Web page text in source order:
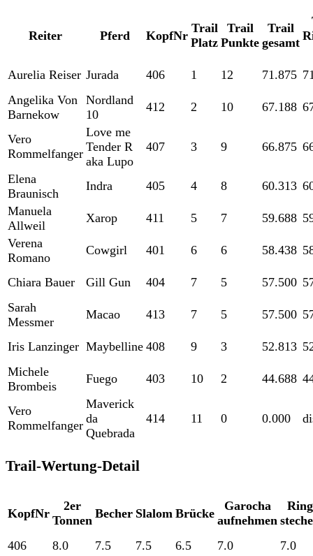
Reiter Pferd KopfNr
Trail
Platz
Trail
Punkte
Trail
gesamt
Aurelia Reiser Jurada 406 1 12 71.875
Angelika Von
Barnekow
Nordland
10
412 2 10 67.188
Vero
Rommelfanger
Love me
Tender R
aka Lupo
407 3 9 66.875
Elena
Braunisch
Indra 405 4 8 60.313
Manuela
Allweil
Xarop 411 5 7 59.688
Verena
Romano
Cowgirl 401 6 6 58.438
Chiara Bauer Gill Gun 404 7 5 57.500
Sarah
Messmer
Macao 413 7 5 57.500
Iris Lanzinger Maybelline 408 9 3 52.813
Michele
Brombeis
Fuego 403 10 2 44.688
Vero
Rommelfanger
Maverick
da
Quebrada
414 11 0 0.000
Trail-Wertung-Detail
KopfNr
2er
Tonnen Becher Slalom Brücke
Garocha
aufnehmen
Ring
406
8.0 7.5 7.5 6.5 7.0
7.0